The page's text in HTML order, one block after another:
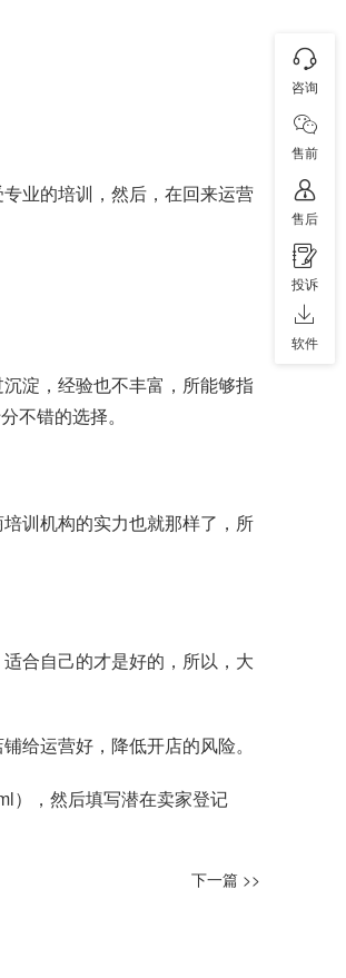
业的培训，然后，在回来运营
淀，经验也不丰富，所能够指
不错的选择。
训机构的实力也就那样了，所
合自己的才是好的，所以，大
给运营好，降低开店的风险。
），然后填写潜在卖家登记
下一篇 >>
咨询
售前
售后
投诉
软件